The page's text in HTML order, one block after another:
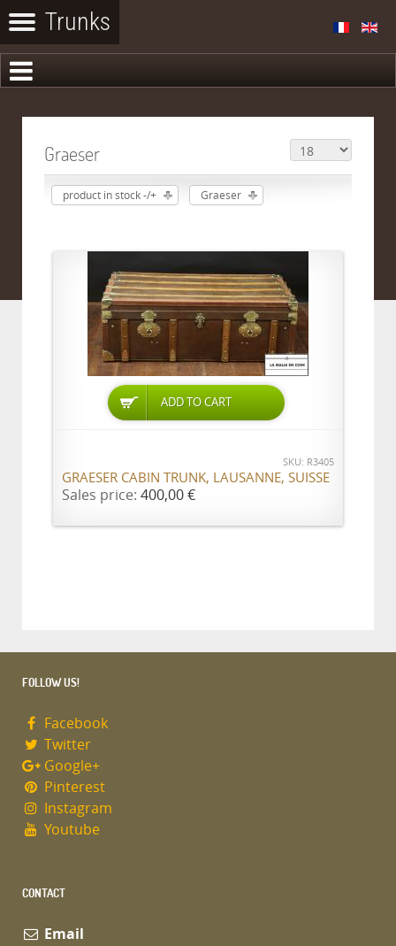
Graeser
product in stock -/+ Graeser
ADD TO CART
SKU: R3405
GRAESER CABIN TRUNK, LAUSANNE, SUISSE
Sales price: 400,00 €
FOLLOW US!
Facebook
Twitter
Google+
Pinterest
Instagram
Youtube
CONTACT
Email